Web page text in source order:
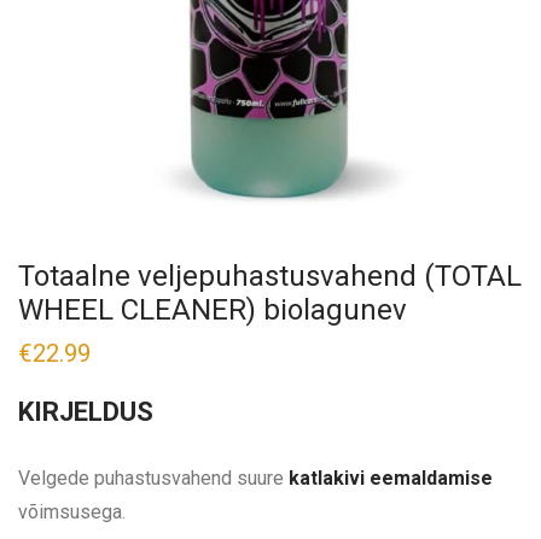
Totaalne veljepuhastusvahend (TOTAL
WHEEL CLEANER) biolagunev
€22.99
KIRJELDUS
Velgede puhastusvahend suure katlakivi eemaldamise
võimsusega.